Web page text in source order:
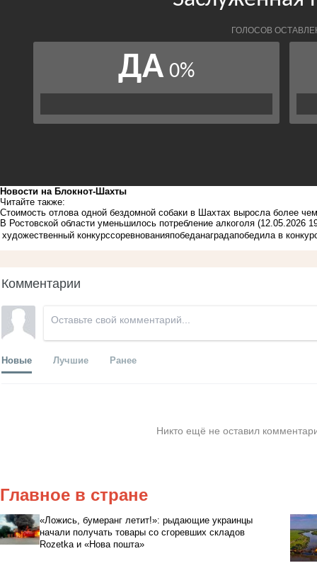
Новости на Блoкнoт-Шахты
Читайте также:
Стоимость отлова одной бездомной собаки в Шахтах выросла более
В Ростовской области уменьшилось потребление алкоголя (12.05.2026
художественный конкурссоревнованияпобеданаградапобедила в
Комментарии
Новые Лучшие Ранее
Никто ещё не оставил
Главное в стране
«Ложись, бумеранг летит!»: рыдающие украинцы
начали получать товары со сгоревших складов
Rozetka и «Нова пошта»